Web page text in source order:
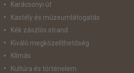
Karácsonyi út
Kastély és múzeumlátogatás
Kék zászlós strand
Kiváló megközelíthetőség
Klímás
Kultúra és történelem